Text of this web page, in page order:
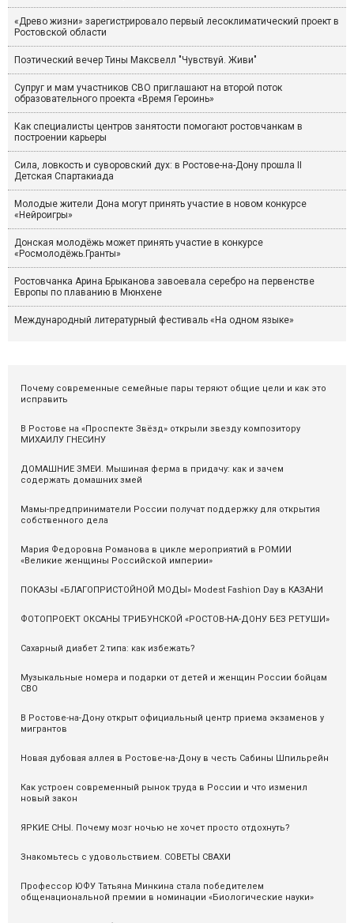
«Древо жизни» зарегистрировало первый лесоклиматический проект в
Ростовской области
Поэтический вечер Тины Максвелл "Чувствуй. Живи"
Супруг и мам участников СВО приглашают на второй поток
образовательного проекта «Время Героинь»
Как специалисты центров занятости помогают ростовчанкам в
построении карьеры
Сила, ловкость и суворовский дух: в Ростове-на-Дону прошла II
Детская Спартакиада
Молодые жители Дона могут принять участие в новом конкурсе
«Нейроигры»
Донская молодёжь может принять участие в конкурсе
«Росмолодёжь.Гранты»
Ростовчанка Арина Брыканова завоевала серебро на первенстве
Европы по плаванию в Мюнхене
Международный литературный фестиваль «На одном языке»
Почему современные семейные пары теряют общие цели и как это
исправить
В Ростове на «Проспекте Звёзд» открыли звезду композитору
МИХАИЛУ ГНЕСИНУ
ДОМАШНИЕ ЗМЕИ. Мышиная ферма в придачу: как и зачем
содержать домашних змей
Мамы-предприниматели России получат поддержку для открытия
собственного дела
Мария Федоровна Романова в цикле мероприятий в РОМИИ
«Великие женщины Российской империи»
ПОКАЗЫ «БЛАГОПРИСТОЙНОЙ МОДЫ» Modest Fashion Day в КАЗАНИ
ФОТОПРОЕКТ ОКСАНЫ ТРИБУНСКОЙ «РОСТОВ-НА-ДОНУ БЕЗ РЕТУШИ»
Сахарный диабет 2 типа: как избежать?
Музыкальные номера и подарки от детей и женщин России бойцам
СВО
В Ростове-на-Дону открыт официальный центр приема экзаменов у
мигрантов
Новая дубовая аллея в Ростове-на-Дону в честь Сабины Шпильрейн
Как устроен современный рынок труда в России и что изменил
новый закон
ЯРКИЕ СНЫ. Почему мозг ночью не хочет просто отдохнуть?
Знакомьтесь с удовольствием. СОВЕТЫ СВАХИ
Профессор ЮФУ Татьяна Минкина стала победителем
общенациональной премии в номинации «Биологические науки»